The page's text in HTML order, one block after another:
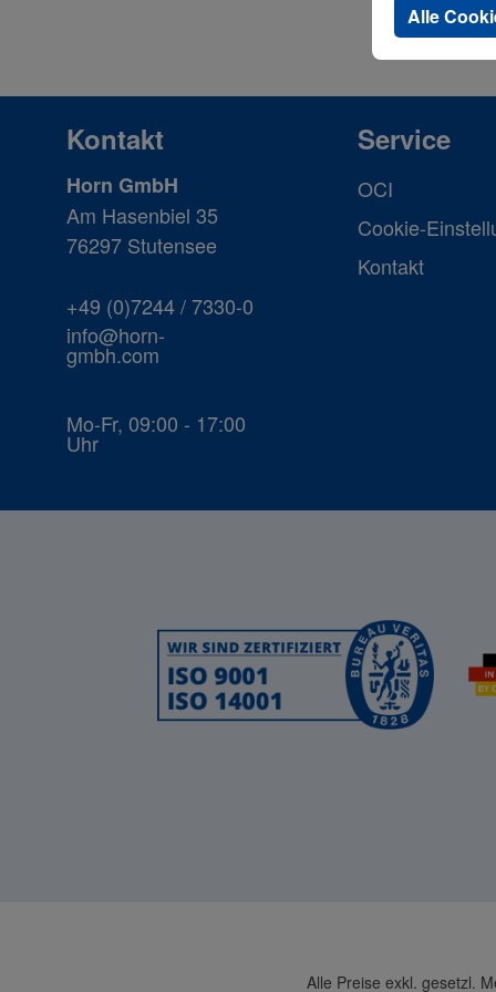
Kontakt
Horn GmbH
Am Hasenbiel 35
76297 Stutensee
+49 (0)7244 / 7330-0
info@horn-
gmbh.com
Mo-Fr, 09:00 - 17:00
Uhr
Service
OCI
Cookie-
Kontakt
Alle Preise exkl. gesetzl.
Alle